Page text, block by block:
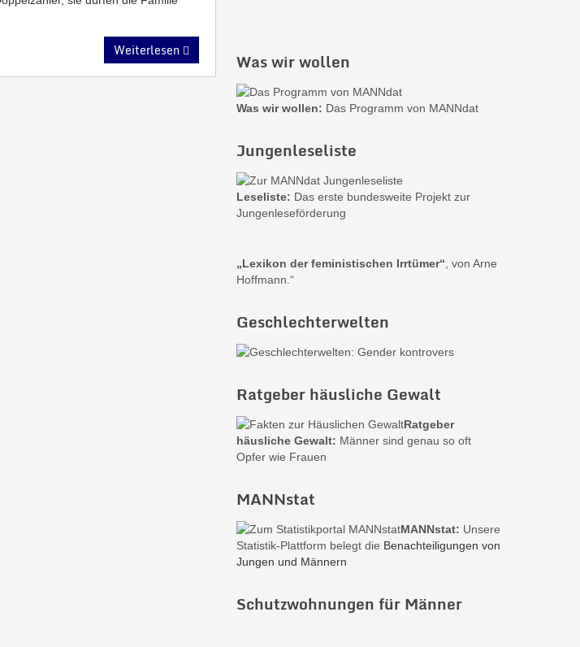
Weiterlesen Was wir wollen
Was wir wollen: Das Programm von MANNdat
Jungenleseliste
Leseliste: Das erste bundesweite Projekt zur
Jungenleseförderung
„Lexikon der feministischen Irrtümer“ , von Arne
Hoffmann.“
Geschlechterwelten
Ratgeber häusliche Gewalt
Ratgeber
häusliche Gewalt: Männer sind genau so oft
Opfer wie Frauen
MANNstat
MANNstat: Unsere
Statistik-Plattform belegt die Benachteiligungen von
Jungen und Männern
Schutzwohnungen für Männer